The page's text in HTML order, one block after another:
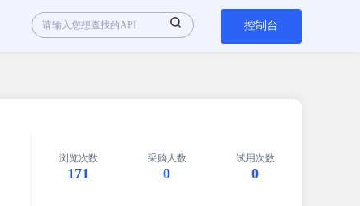
浏览次数
171
采购人数
0
试用次数
0
控制台